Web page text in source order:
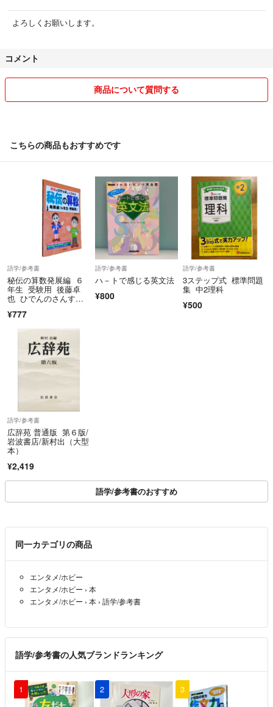
#中3 #100% #丸暗記 #5科 #高校入試 #暗記フレーズ #図表 #5教科 #ぜん
ぶ得点UP！ #受験研究社
#暗記
よろしくお願いします。
コメント
商品について質問する
こちらの商品もおすすめです
語学/参考書
秘伝の算数発展編 ６
年生 受験用 後藤卓
也 ひでんのさんす
¥777
語学/参考書
ハ－トで感じる英文法
¥800
語学/参考書
3ステップ式 標準問題
集 中2理科
¥500
語学/参考書
広辞苑 普通版 第６版/
岩波書店/新村出（大型
本）
¥2,419
語学/参考書のおすすめ
同一カテゴリの商品
エンタメ/ホビー
エンタメ/ホビー › 本
エンタメ/ホビー › 本 › 語学/参考書
語学/参考書の人気ブランドランキング
1 2 3